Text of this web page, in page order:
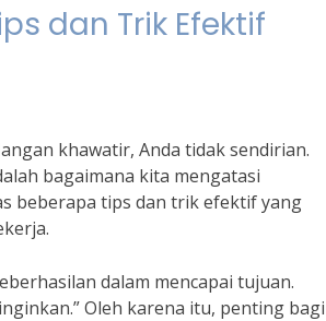
dan Trik Efektif
khawatir, Anda tidak sendirian.
bagaimana kita mengatasi
beberapa tips dan trik efektif yang
dalam mencapai tujuan.
Oleh karena itu, penting bagi